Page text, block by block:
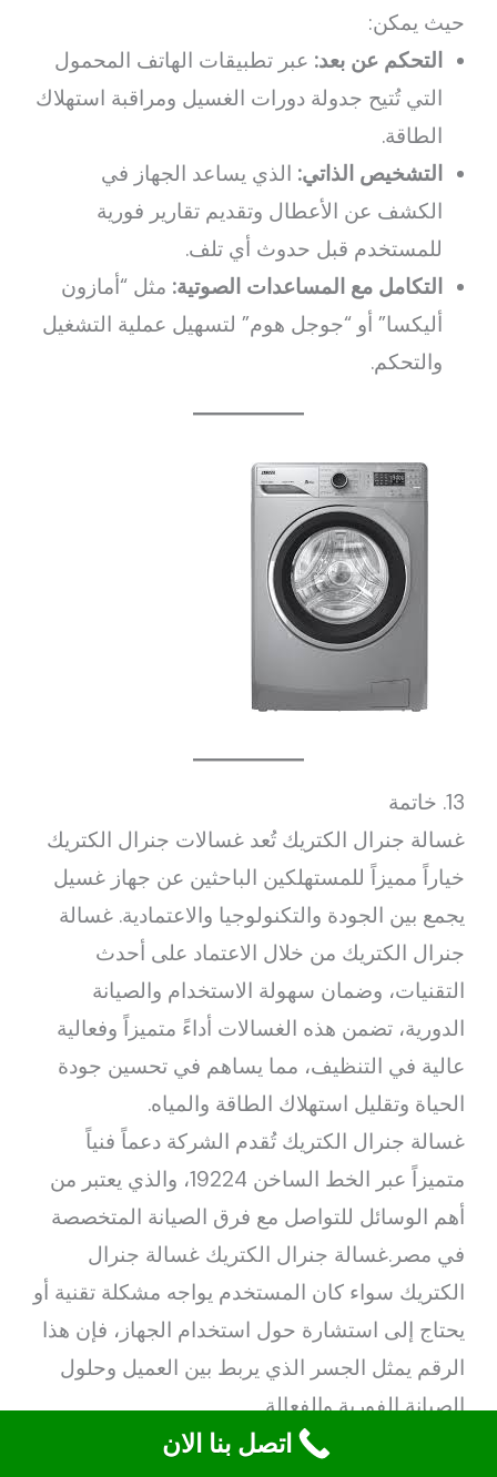
حيث يمكن:
التحكم عن بعد: عبر تطبيقات الهاتف المحمول
التي تُتيح جدولة دورات الغسيل ومراقبة استهلاك
الطاقة.
التشخيص الذاتي: الذي يساعد الجهاز في
الكشف عن الأعطال وتقديم تقارير فورية
للمستخدم قبل حدوث أي تلف.
التكامل مع المساعدات الصوتية: مثل “أمازون
أليكسا” أو “جوجل هوم” لتسهيل عملية التشغيل
والتحكم.
13. خاتمة
غسالة جنرال الكتريك تُعد غسالات جنرال الكتريك
خياراً مميزاً للمستهلكين الباحثين عن جهاز غسيل
يجمع بين الجودة والتكنولوجيا والاعتمادية. غسالة
جنرال الكتريك من خلال الاعتماد على أحدث
التقنيات، وضمان سهولة الاستخدام والصيانة
الدورية، تضمن هذه الغسالات أداءً متميزاً وفعالية
عالية في التنظيف، مما يساهم في تحسين جودة
الحياة وتقليل استهلاك الطاقة والمياه.
غسالة جنرال الكتريك تُقدم الشركة دعماً فنياً
متميزاً عبر الخط الساخن 19224، والذي يعتبر من
أهم الوسائل للتواصل مع فرق الصيانة المتخصصة
في مصر.غسالة جنرال الكتريك غسالة جنرال
الكتريك سواء كان المستخدم يواجه مشكلة تقنية أو
يحتاج إلى استشارة حول استخدام الجهاز، فإن هذا
الرقم يمثل الجسر الذي يربط بين العميل وحلول
الصيانة الفورية والفعالة.
مع تزايد الاعتماد على التكنولوجيا الحديثة والاتصال
اتصل بنا الان